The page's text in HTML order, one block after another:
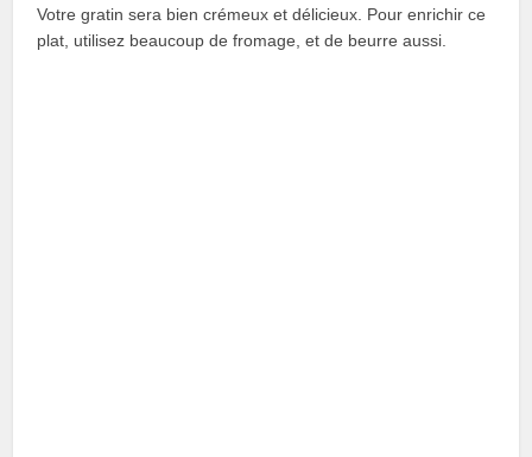
Votre gratin sera bien crémeux et délicieux. Pour enrichir ce
plat, utilisez beaucoup de fromage, et de beurre aussi.